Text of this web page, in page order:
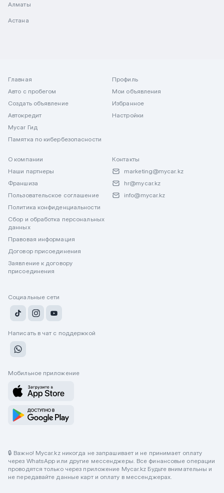
Алматы
Астана
Главная
Авто с пробегом
Создать объявление
Автокредит
Mycar Гид
Памятка по кибербезопасности
Профиль
Мои объявления
Избранное
Настройки
О компании
Наши партнеры
Франшиза
Пользовательское соглашение
Политика конфиденциальности
Сбор и обработка персональных
данных
Правовая информация
Договор присоединения
Заявление к договору
присоединения
Контакты
marketing@mycar.kz
hr@mycar.kz
info@mycar.kz
Социальные сети
Написать в чат с поддержкой
Мобильное приложение
🔒 Важно! Mycar.kz никогда не запрашивает и не принимает оплату
через WhatsApp или другие мессенджеры. Все финансовые операции
проводятся только через приложение Mycar.kz Будьте внимательны и
не передавайте данные карт и оплату в мессенджерах.